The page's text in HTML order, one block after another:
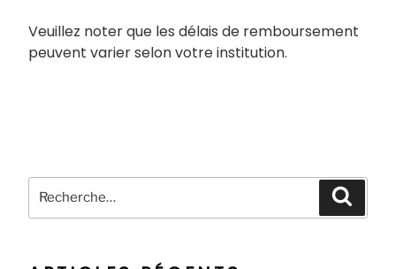
Veuillez noter que les délais de remboursement
peuvent varier selon votre institution.
Recherche
pour